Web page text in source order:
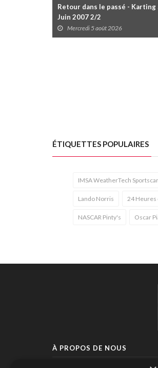
Retour dans le passé - Karting
Juin 2007 2/2
Mercredi 5 août 2026
ÉTIQUETTES POPULAIRES
IMSA WeatherTech Sportscar
Lando Norris 24 Heures
NASCAR Pinty's Oscar
À PROPOS DE NOUS